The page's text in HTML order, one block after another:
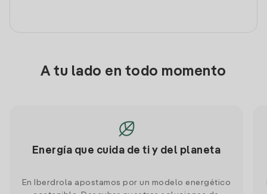
A tu lado en todo momento
Energía que cuida de ti y del planeta
En Iberdrola apostamos por un modelo energético